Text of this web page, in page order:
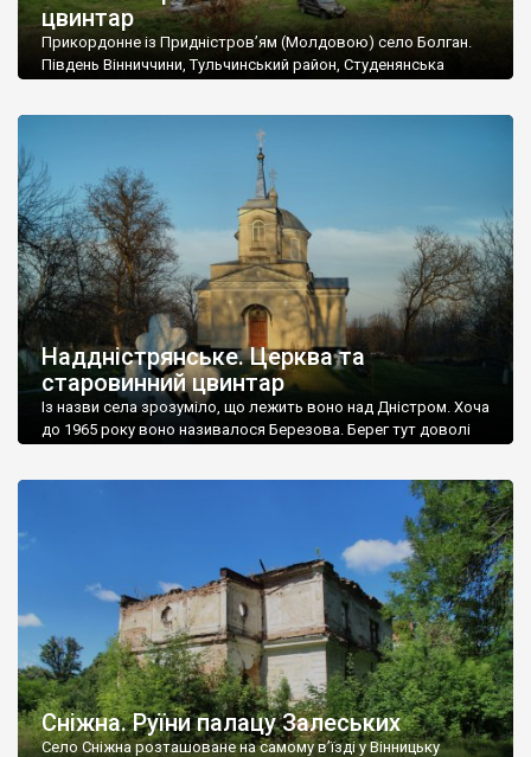
цвинтар
Прикордонне із Придністров’ям (Молдовою) село Болган.
Південь Вінниччини, Тульчинський район, Студенянська
старовинний цвинтар із кам’яними хрестами. Всі епітафії, які
збереглися, написані кирилицею, церковнослов’янською
мовою. За всіма традиційними ознаками – цвинтар
український. Хрести датуються 19 століттям. У 1924-1940
роках Болган […]
Наддністрянське. Церква та
старовинний цвинтар
Із назви села зрозуміло, що лежить воно над Дністром. Хоча
до 1965 року воно називалося Березова. Берег тут доволі
Наддністрянське відрізняється від більшості навколишніх
сіл. У селі є мурована Михайлівська церква. Точної дати […]
Сніжна. Руїни палацу Залеських
Село Сніжна розташоване на самому в’їзді у Вінницьку